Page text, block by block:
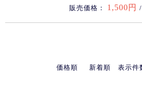
販売価格： 1,500円
価格順 新着順 表示件